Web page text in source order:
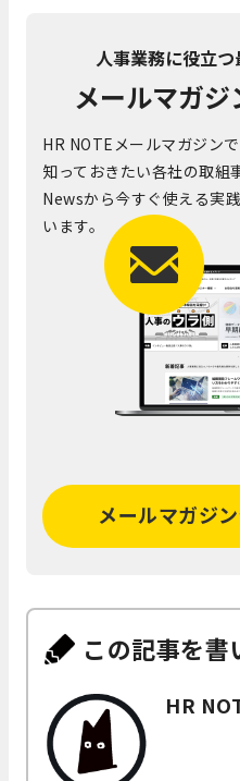
人事業務に役立つ
メールマガジ
HR NOTEメールマガジン
知っておきたい各社の取組
Newsから今すぐ使える実
います。
メールマガジ
この記事を書
HR